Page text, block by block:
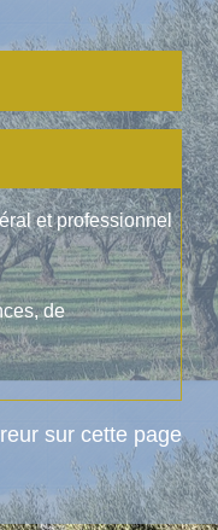
et professionnel
de
sur cette page